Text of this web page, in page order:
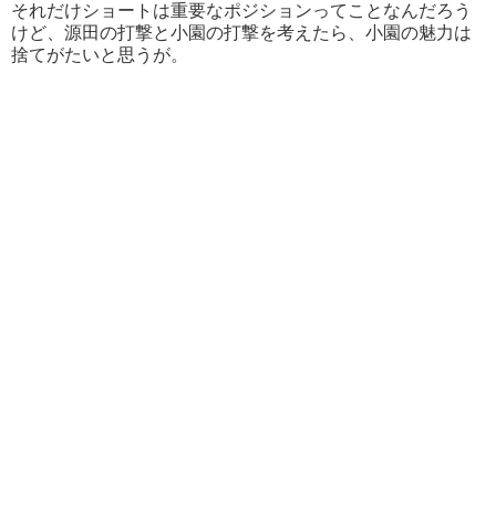
それだけショートは重要なポジションってことなんだろう
けど、源田の打撃と小園の打撃を考えたら、小園の魅力は
捨てがたいと思うが。